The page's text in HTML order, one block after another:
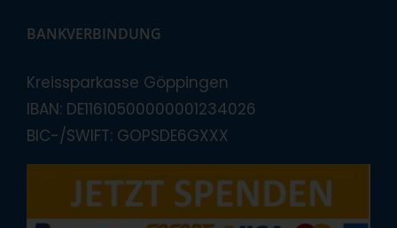
BANKVERBINDUNG
Kreissparkasse Göppingen
IBAN: DE11610500000001234026
BIC-/SWIFT: GOPSDE6GXXX